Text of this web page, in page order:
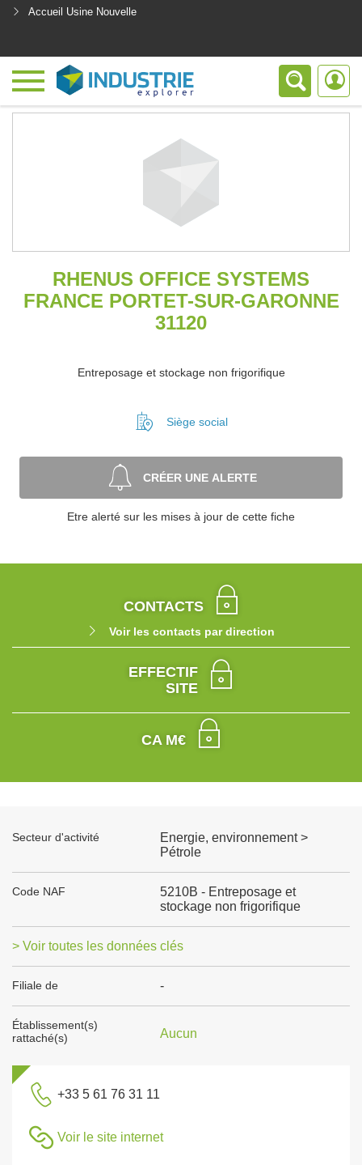
Accueil Usine Nouvelle
RHENUS OFFICE SYSTEMS
FRANCE PORTET-SUR-GARONNE
31120
Entreposage et stockage non frigorifique
Siège social
CRÉER UNE ALERTE
Etre alerté sur les mises à jour de cette fiche
CONTACTS
Voir les contacts par direction
EFFECTIF
SITE
CA M€
Secteur d'activité
Energie, environnement >
Pétrole
Code NAF
5210B - Entreposage et
stockage non frigorifique
> Voir toutes les données clés
Filiale de -
Établissement(s)
rattaché(s)
Aucun
+33 5 61 76 31 11
Voir le site internet